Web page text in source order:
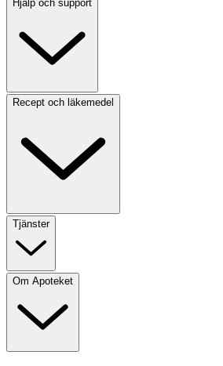
Hjälp och support
Recept och läkemedel
Tjänster
Om Apoteket